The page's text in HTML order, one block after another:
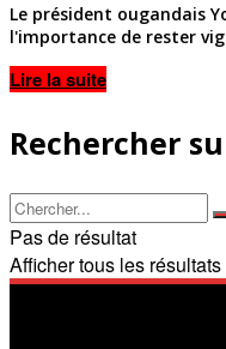
Le président ougandais
l'importance de rester
Lire la suiteDetails
Rechercher
Pas de résultat
Afficher tous les résultats